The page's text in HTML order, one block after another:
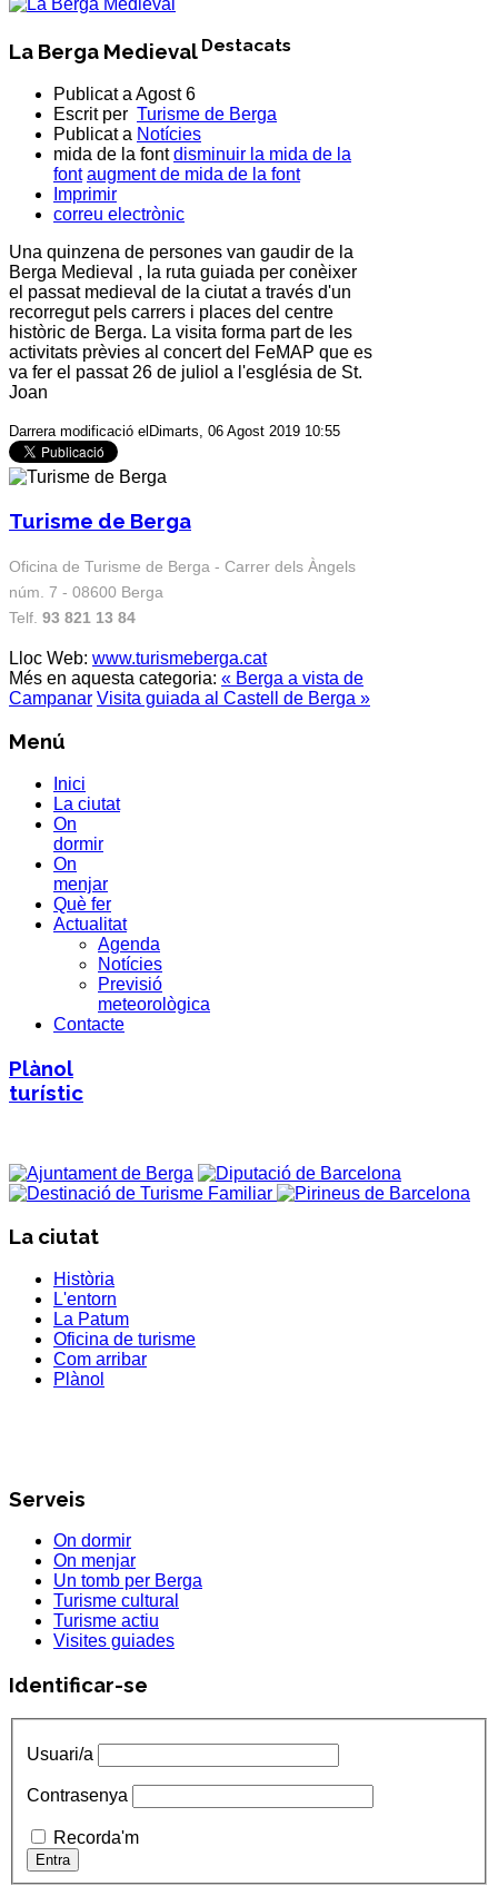
La Berga Medieval Destacats
Publicat a Agost 6
Escrit per Turisme de Berga
Publicat a Notícies
mida de la font disminuir la mida de la
font augment de mida de la font
Imprimir
correu electrònic
Una quinzena de persones van gaudir de la
Berga Medieval , la ruta guiada per conèixer
el passat medieval de la ciutat a través d'un
recorregut pels carrers i places del centre
històric de Berga. La visita forma part de les
activitats prèvies al concert del FeMAP que es
va fer el passat 26 de juliol a l'església de St.
Joan
Darrera modificació elDimarts, 06 Agost 2019 10:55
Turisme de Berga
Oficina de Turisme de Berga - Carrer dels Àngels
núm. 7 - 08600 Berga
Telf. 93 821 13 84
Lloc Web: www.turismeberga.cat
Més en aquesta categoria: « Berga a vista de
Campanar Visita guiada al Castell de Berga »
Menú
Inici
La ciutat
On
dormir
On
menjar
Què fer
Actualitat
Agenda
Notícies
Previsió
meteorològica
Contacte
Plànol
turístic
La ciutat
Història
L'entorn
La Patum
Oficina de turisme
Com arribar
Plànol
Serveis
On dormir
On menjar
Un tomb per Berga
Turisme cultural
Turisme actiu
Visites guiades
Identificar-se
Usuari/a
Contrasenya
Recorda'm